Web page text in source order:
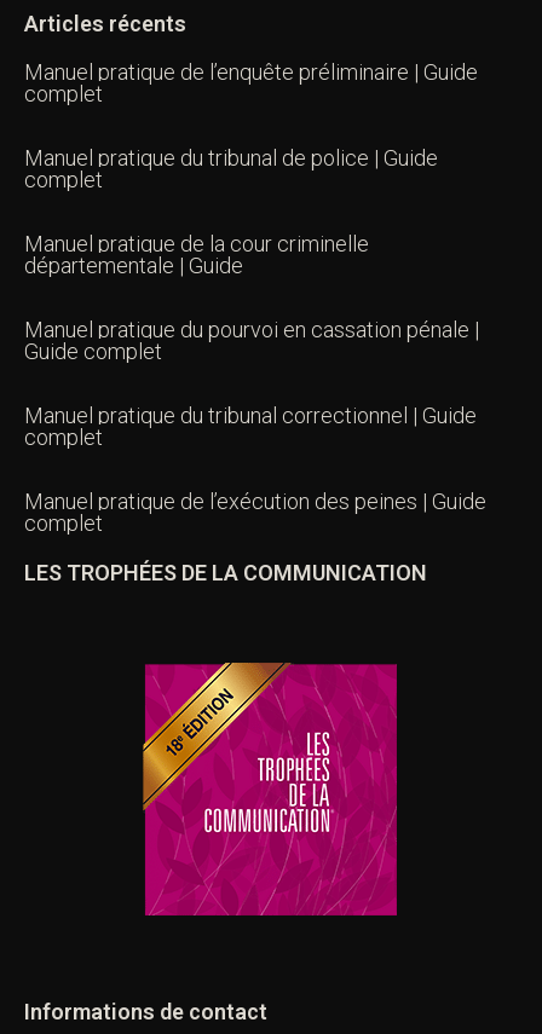
Articles récents
Manuel pratique de l’enquête préliminaire | Guide
complet
Manuel pratique du tribunal de police | Guide
complet
Manuel pratique de la cour criminelle
départementale | Guide
Manuel pratique du pourvoi en cassation pénale |
Guide complet
Manuel pratique du tribunal correctionnel | Guide
complet
Manuel pratique de l’exécution des peines | Guide
complet
LES TROPHÉES DE LA COMMUNICATION
Informations de contact